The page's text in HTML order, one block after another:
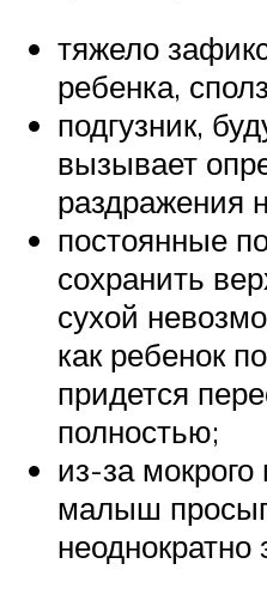
тяжело
ребенка,
подгузник,
вызывает
раздражения
постоянные
сохранить
сухой
как ребенок
придется
полностью;
из-за мокрого
малыш
неоднократно